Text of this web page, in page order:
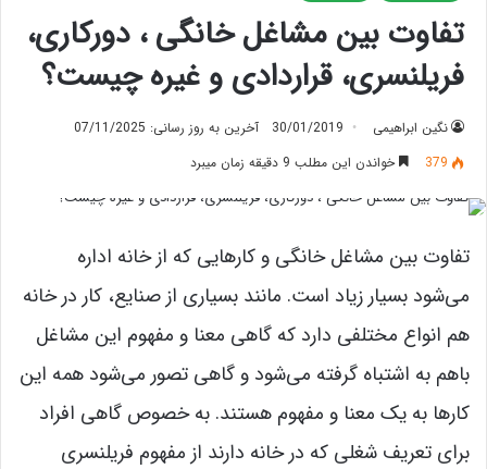
تفاوت بین مشاغل خانگی ، دورکاری،
فریلنسری، قراردادی و غیره چیست؟
نگین ابراهیمی 30/01/2019
آخرین به روز رسانی: 07/11/2025
379
خواندن این مطلب 9 دقیقه زمان میبرد
تفاوت بین مشاغل خانگی و کارهایی که از خانه اداره
می‌شود بسیار زیاد است. مانند بسیاری از صنایع، کار در خانه
هم انواع مختلفی دارد که گاهی معنا و مفهوم این مشاغل
باهم به اشتباه گرفته می‌شود و گاهی تصور می‌شود همه این
کارها به یک معنا و مفهوم هستند. به خصوص گاهی افراد
برای تعریف شغلی که در خانه دارند از مفهوم فریلنسری